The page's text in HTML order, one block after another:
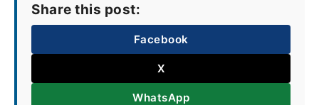
Share this post:
Facebook
X
WhatsApp